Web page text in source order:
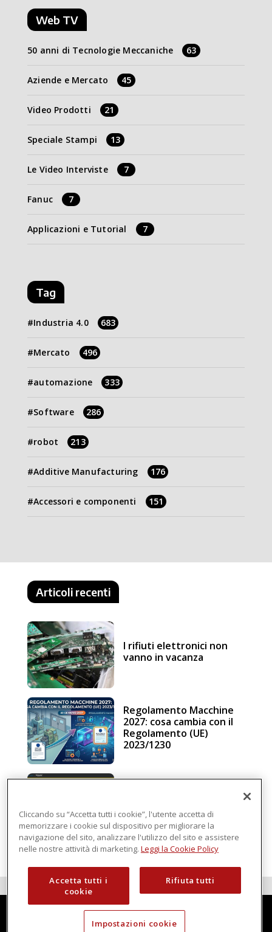
Web TV
50 anni di Tecnologie Meccaniche 63
Aziende e Mercato 45
Video Prodotti 21
Speciale Stampi 13
Le Video Interviste 7
Fanuc 7
Applicazioni e Tutorial 7
Tag
Industria 4.0 683
Mercato 496
automazione 333
Software 286
robot 213
Additive Manufacturing 176
Accessori e componenti 151
Articoli recenti
I rifiuti elettronici non
vanno in vacanza
Regolamento Macchine
2027: cosa cambia con il
Regolamento (UE)
2023/1230
intelligenza in cloud
Cliccando su “Accetta tutti i cookie”, l'utente accetta di
memorizzare i cookie sul dispositivo per migliorare la
navigazione del sito, analizzare l'utilizzo del sito e assistere
nelle nostre attività di marketing. Leggi la Cookie Policy
Accetta tutti i
cookie
Rifiuta tutti
Impostazioni cookie